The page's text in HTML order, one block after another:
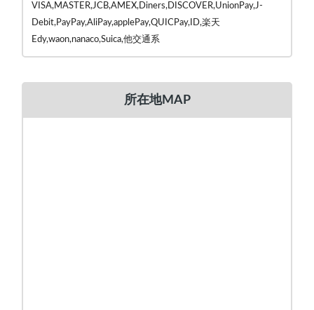
VISA,MASTER,JCB,AMEX,Diners,DISCOVER,UnionPay,J-
Debit,PayPay,AliPay,applePay,QUICPay,ID,楽天
Edy,waon,nanaco,Suica,他交通系
所在地MAP